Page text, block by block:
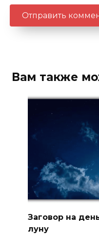
Вам также
Заговор на
луну